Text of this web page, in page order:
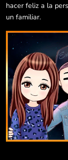
hacer feliz a la
un familiar.